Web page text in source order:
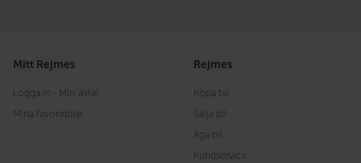
Mitt Rejmes
Logga in - Mitt avtal
Mina favoritbilar
Rejmes
Köpa bil
Sälja bil
Äga bil
Kundservice